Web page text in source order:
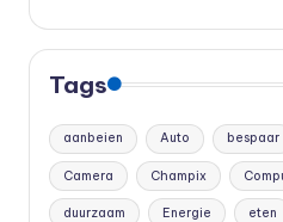
Tags
aanbeien Auto bespaar
Camera Champix
duurzaam Energie eten